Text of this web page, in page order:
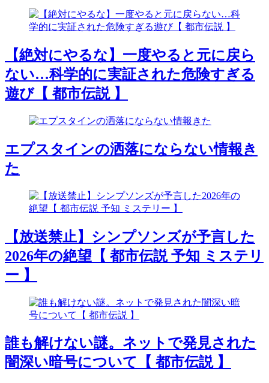
【絶対にやるな】一度やると元に戻ら
ない…科学的に実証された危険すぎる
遊び【 都市伝説 】
エプスタインの洒落にならない情報き
た
【放送禁止】シンプソンズが予言した
2026年の絶望【 都市伝説 予知 ミステリ
ー 】
誰も解けない謎。ネットで発見された
闇深い暗号について【 都市伝説 】